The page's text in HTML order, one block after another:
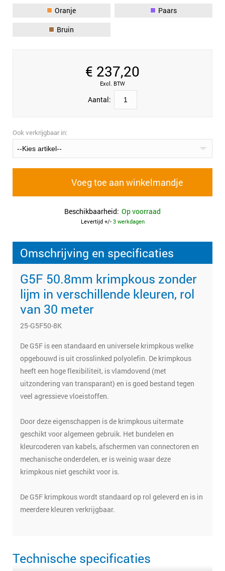
Oranje
Paars
Bruin
€ 237,20
Excl. BTW
Aantal:
Ook verkrijgbaar in:
Voeg toe aan winkelmandje
Beschikbaarheid: Op voorraad
Levertijd +/- 3 werkdagen
Omschrijving en specificaties
G5F 50.8mm krimpkous zonder
lijm in verschillende kleuren, rol
van 30 meter
25-G5F50-8K
De G5F is een standaard en universele krimpkous welke
opgebouwd is uit crosslinked polyolefin. De krimpkous
heeft een hoge flexibiliteit, is vlamdovend (met
uitzondering van transparant) en is goed bestand tegen
veel agressieve vloeistoffen.
Door deze eigenschappen is de krimpkous uitermate
geschikt voor algemeen gebruik. Het bundelen en
kleurcoderen van kabels, afschermen van connectoren en
mechanische onderdelen, er is weinig waar deze
krimpkous niet geschikt voor is.
De G5F krimpkous wordt standaard op rol geleverd en is in
meerdere kleuren verkrijgbaar.
Technische specificaties